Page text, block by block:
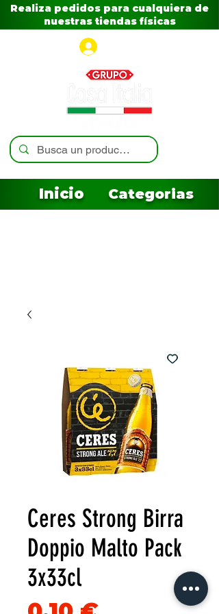
Realiza pedidos para cualquiera de
nuestras tiendas físicas
Inicio Categorias
Ceres Strong Birra
Doppio Malto Pack
3x33cl